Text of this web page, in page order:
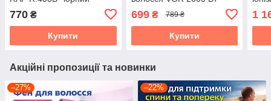
770 ₴
Купити
699₴ 789 ₴
Купити
1
Акційні пропозиції та новинки
–27% –22%